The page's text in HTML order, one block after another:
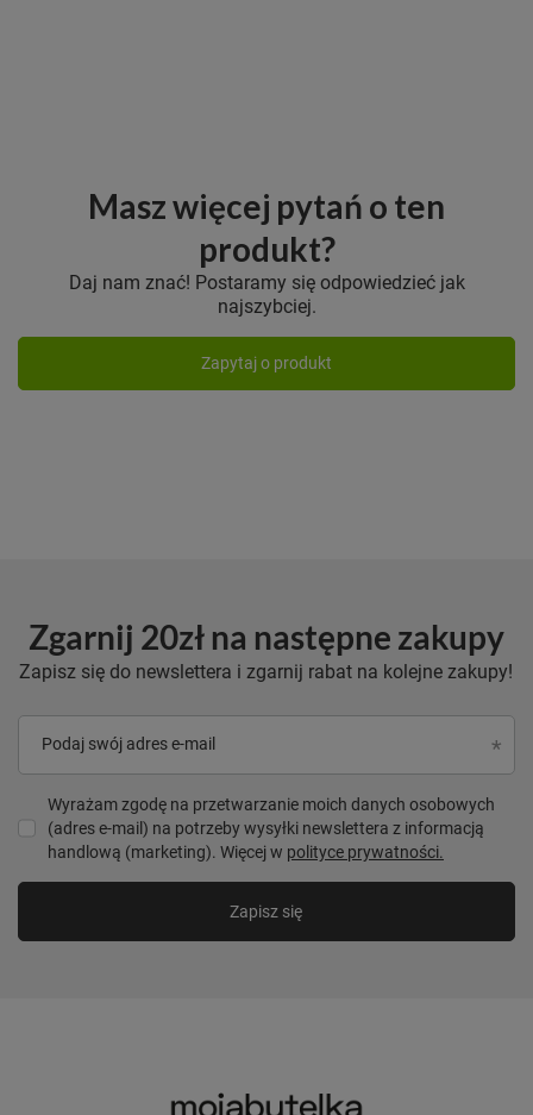
Masz więcej pytań o ten
produkt?
Daj nam znać! Postaramy się odpowiedzieć jak
najszybciej.
Zapytaj o produkt
Zgarnij 20zł na następne zakupy
Zapisz się do newslettera i zgarnij rabat na kolejne zakupy!
Podaj swój adres e-mail
Wyrażam zgodę na przetwarzanie moich danych osobowych
(adres e-mail) na potrzeby wysyłki newslettera z informacją
handlową (marketing). Więcej w polityce prywatności.
Zapisz się